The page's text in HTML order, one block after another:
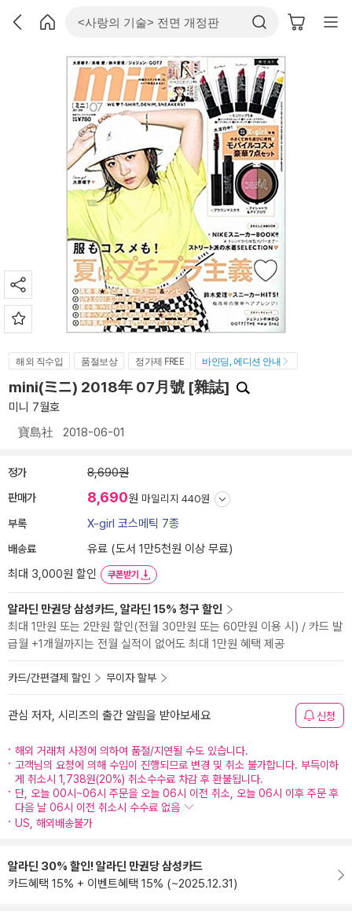
해외 직수입 품절보상 정가제 FREE 바인딩, 에디션 안내
mini(ミニ) 2018年 07月號 [雜誌]
미니 7월호
寶島社 2018-06-01
정가 8,690원
판매가 8,690원 마일리지 440원
부록 X-girl 코스메틱 7종
배송료
유료 (도서 1만5천원 이상 무료)
최대 3,000원 할인
쿠폰받기
알라딘 만권당 삼성카드, 알라딘 15% 청구 할인
최대 1만원 또는 2만원 할인(전월 30만원 또는 60만원 이용 시) / 카드 발
급월 +1개월까지는 전월 실적이 없어도 최대 1만원 혜택 제공
카드/간편결제 할인 무이자 할부
관심 저자, 시리즈의 출간 알림을 받아보세요 신청
해외 거래처 사정에 의하여 품절/지연될 수도 있습니다.
고객님의 요청에 의해 수입이 진행되므로 변경 및 취소 불가합니다. 부득이하
게 취소시 1,738원(20%) 취소수수료 차감 후 환불됩니다.
단, 오늘 00시~06시 주문을 오늘 06시 이전 취소, 오늘 06시 이후 주문 후
다음 날 06시 이전 취소시 수수료 없음
US, 해외배송불가
알라딘 30% 할인! 알라딘 만권당 삼성카드
카드혜택 15% + 이벤트혜택 15% (~2025.12.31)